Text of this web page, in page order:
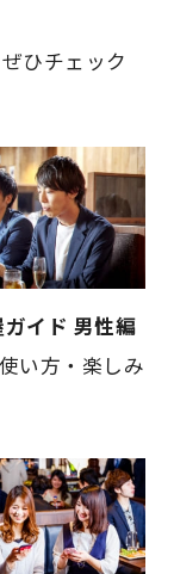
ひチェック
イド 男性編
い方・楽しみ